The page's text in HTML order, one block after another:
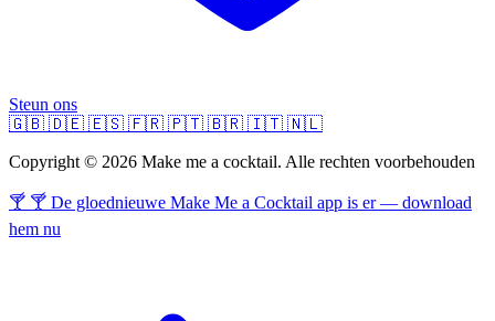
Steun ons
🇬🇧 🇩🇪 🇪🇸 🇫🇷 🇵🇹 🇧🇷 🇮🇹 🇳🇱
Copyright © 2026 Make me a cocktail. Alle rechten voorbehouden
🍸 🍸 De gloednieuwe Make Me a Cocktail app is er — download
hem nu